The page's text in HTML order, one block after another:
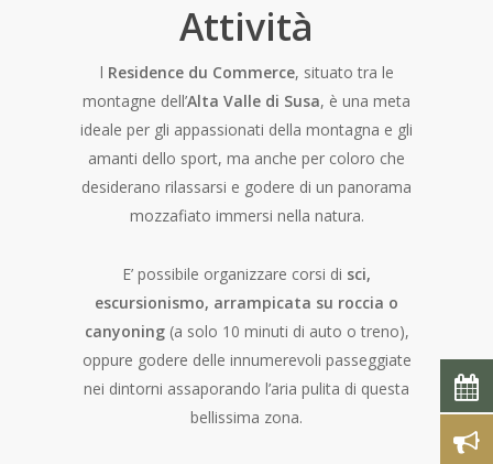
Attività
l Residence du Commerce, situato tra le
montagne dell’Alta Valle di Susa, è una meta
ideale per gli appassionati della montagna e gli
amanti dello sport, ma anche per coloro che
desiderano rilassarsi e godere di un panorama
mozzafiato immersi nella natura.
E’ possibile organizzare corsi di sci,
escursionismo, arrampicata su roccia o
canyoning(a solo 10 minuti di auto o treno),
oppure godere delle innumerevoli passeggiate
nei dintorni assaporando l’aria pulita di questa
bellissima zona.